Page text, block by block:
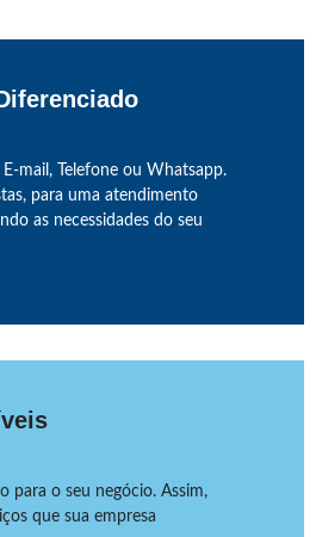
mail, Telefone ou Whatsapp.
para uma atendimento
as necessidades do seu
para o seu negócio. Assim,
que sua empresa